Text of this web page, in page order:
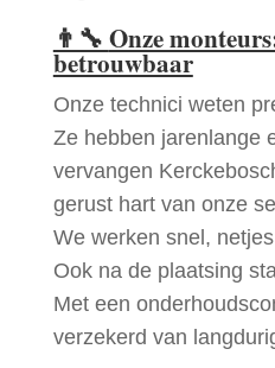
👨‍🔧 Onze
betrouwbaar
Onze technici weten
Ze hebben jarenlange
vervangen
gerust hart van onze
We werken snel,
Ook na de plaatsing
Met een
verzekerd van